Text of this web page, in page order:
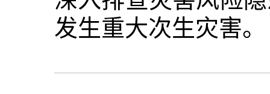
发生重大次生灾害。